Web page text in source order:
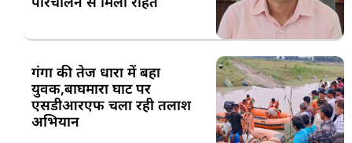
गंगा की तेज धारा में बहा
युवक,बाघमारा घाट पर
एसडीआरएफ चला रही तलाश
अभियान